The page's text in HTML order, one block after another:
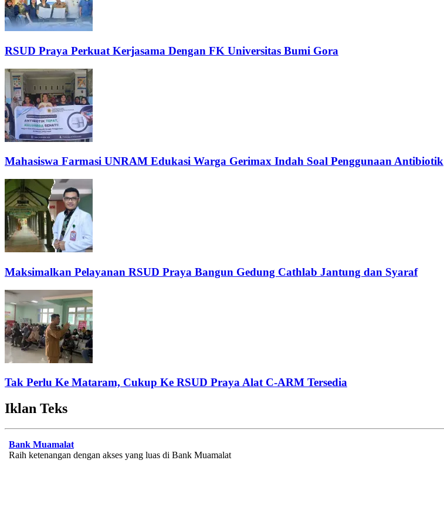
RSUD Praya Perkuat Kerjasama Dengan FK Universitas Bumi Gora
Mahasiswa Farmasi UNRAM Edukasi Warga Gerimax Indah Soal Penggunaan Antibiotik
Maksimalkan Pelayanan RSUD Praya Bangun Gedung Cathlab Jantung dan Syaraf
Tak Perlu Ke Mataram, Cukup Ke RSUD Praya Alat C-ARM Tersedia
Iklan Teks
Bank Muamalat
Raih ketenangan dengan akses yang luas di Bank Muamalat